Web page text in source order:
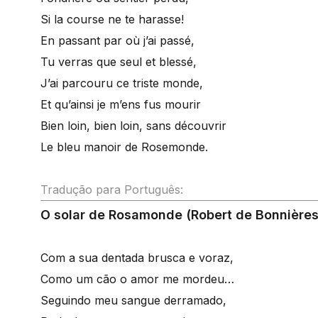
Si la course ne te harasse!
En passant par où j’ai passé,
Tu verras que seul et blessé,
J’ai parcouru ce triste monde,
Et qu’ainsi je m’ens fus mourir
Bien loin, bien loin, sans découvrir
Le bleu manoir de Rosemonde.
Tradução para Português:
O solar de Rosamonde (Robert de
Com a sua dentada brusca e voraz,
Como um cão o amor me mordeu…
Seguindo meu sangue derramado,